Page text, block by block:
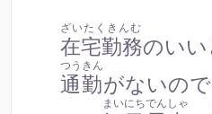
在宅勤務
ざいたくきんむ
のいい
通勤
つうきん
がないの
まいにちでんしゃ